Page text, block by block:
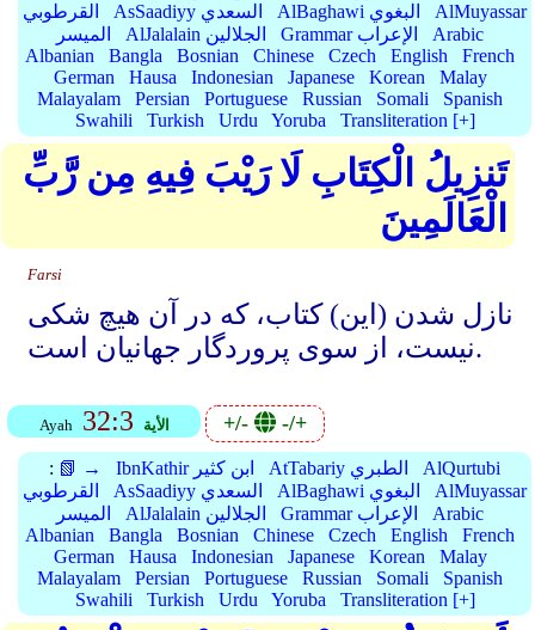
القرطوبي
AsSaadiyy السعدي AlBaghawi البغوي
AlMuyassar
الميسر
AlJalalain الجلالين Grammar الإعراب
Arabic
Albanian
Bangla Bosnian Chinese Czech English
French
German
Hausa Indonesian Japanese Korean
Malay
Malayalam
Persian Portuguese Russian Somali
Spanish
Swahili
Turkish Urdu Yoruba Transliteration [+]
تَنزِيلُ الْكِتَابِ لَا رَيْبَ فِيهِ مِن رَّبِّ
الْعَالَمِينَ
Farsi
نازل شدن (این) کتاب، که در آن هیچ شکی
نیست، از سوی پروردگار جهانیان است.
Ayah 32:3 الأية +/- -/+
: 📗 → IbnKathir ابن كثير AtTabariy الطبري
AlQurtubi
القرطوبي
AsSaadiyy السعدي AlBaghawi البغوي
AlMuyassar
الميسر
AlJalalain الجلالين Grammar الإعراب
Arabic
Albanian
Bangla Bosnian Chinese Czech English
French
German
Hausa Indonesian Japanese Korean
Malay
Malayalam
Persian Portuguese Russian Somali
Spanish
Swahili
Turkish Urdu Yoruba Transliteration [+]